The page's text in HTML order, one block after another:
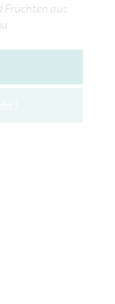
Früchten aus